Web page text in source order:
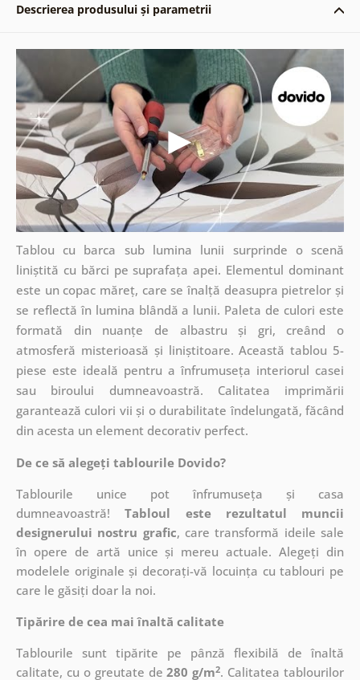
Descrierea produsului și parametrii
Tablou cu barca sub lumina lunii surprinde o scenă
liniștită cu bărci pe suprafața apei. Elementul dominant
este un copac măreț, care se înalță deasupra pietrelor și
se reflectă în lumina blândă a lunii. Paleta de culori este
formată din nuanțe de albastru și gri, creând o
atmosferă misterioasă și liniștitoare. Această tablou 5-
piese este ideală pentru a înfrumuseța interiorul casei
sau biroului dumneavoastră. Calitatea imprimării
garantează culori vii și o durabilitate îndelungată, făcând
din acesta un element decorativ perfect.
De ce să alegeți tablourile Dovido?
Tablourile unice pot înfrumuseța și casa
dumneavoastră!Tabloul este rezultatul muncii
designerului nostru grafic, caretransformă ideile sale
în opere de artă unice și mereu actuale. Alegeți din
modelele originale și decorați-vă locuința cu tablouri pe
care le găsiți doar la noi.
Tipărire de cea mai înaltă calitate
Tablourile sunt tipărite pe pânză flexibilă de înaltă
calitate, cu o greutate de280 g/m2. Calitatea tablourilor